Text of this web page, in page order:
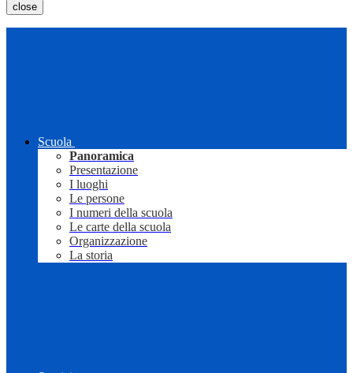
close
Scuola
Panoramica
Presentazione
I luoghi
Le persone
I numeri della scuola
Le carte della scuola
Organizzazione
La storia